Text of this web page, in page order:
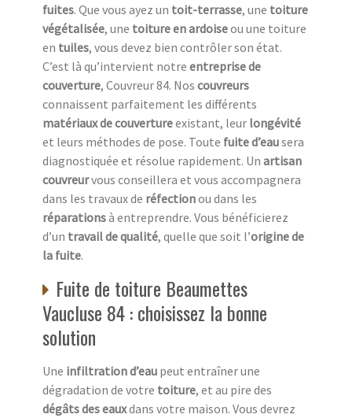
fuites. Que vous ayez un toit-terrasse, une toiture
végétalisée, une toiture en ardoiseou une toiture
en tuiles, vous devez bien contrôler son état.
C’est là qu’intervient notre entreprise de
couverture, Couvreur 84. Nos couvreurs
connaissent parfaitement les différents
matériaux de couvertureexistant, leur longévité
et leurs méthodes de pose. Toute fuite d’eausera
diagnostiquée et résolue rapidement. Un artisan
couvreurvous conseillera et vous accompagnera
dans les travaux de réfectionou dans les
réparationsà entreprendre. Vous bénéficierez
d’un travail de qualité, quelle que soit l’origine de
la fuite.
Fuite de toiture Beaumettes
Vaucluse 84 : choisissez la bonne
solution
Une infiltration d’eau peut entraîner une
dégradation de votre toiture, et au pire des
dégâts des eauxdans votre maison. Vous devrez